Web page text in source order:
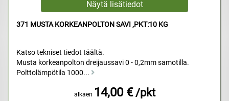
371 MUSTA KORKEANPOLTON SAVI ,PKT:10 KG
Katso tekniset tiedot täältä.
Musta korkeanpolton dreijaussavi 0 - 0,2mm samotilla.
Polttolämpötila 1000...
alkaen 14,00 € /pkt